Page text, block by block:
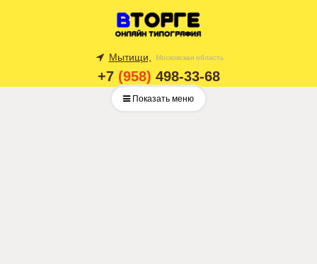
Мытищи, Московская область
+7 (958) 498-33-68
Показать меню